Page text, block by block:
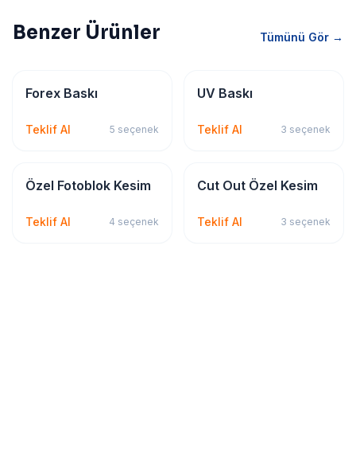
Benzer Ürünler Tümünü Gör →
Dijital & Geniş Format
Forex Baskı
Teklif Al 5 seçenek
Dijital & Geniş Format
UV Baskı
Teklif Al 3 seçenek
Dijital & Geniş Format
Özel Fotoblok Kesim
Teklif Al 4 seçenek
Dijital & Geniş Format
Cut Out Özel Kesim
Teklif Al 3 seçenek